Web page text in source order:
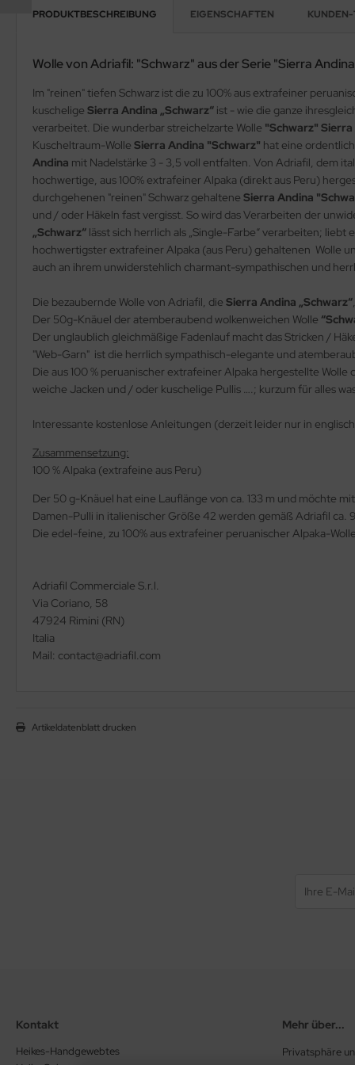
PRODUKTBESCHREIBUNG EIGENSCHAFTEN
Wolle von Adriafil: "Schwarz" aus der Serie "Sierra
Im "reinen" tiefen Schwarz ist die zu 100% aus extrafeiner
kuschelige Sierra Andina „Schwarz“ ist - wie die ganze
verarbeitet. Die wunderbar streichelzarte Wolle "Schwarz" Sierra
Kuscheltraum-Wolle Sierra Andina "Schwarz" hat eine
Andina mit Nadelstärke 3 - 3,5 voll entfalten. Von Adriafil, dem
hochwertige, aus 100% extrafeiner Alpaka (direkt aus Peru)
durchgehenen "reinen" Schwarz gehaltene Sierra Andina
und / oder Häkeln fast vergisst. So wird das Verarbeiten der
„Schwarz“ lässt sich herrlich als „Single-Farbe“ verarbeiten;
hochwertigster extrafeiner Alpaka (aus Peru) gehaltenen Wolle
auch an ihrem unwiderstehlich charmant-sympathischen und
Die bezaubernde Wolle von Adriafil, die Sierra Andina „Schwarz“
Der 50g-Knäuel der atemberaubend wolkenweichen Wolle
Der unglaublich gleichmäßige Fadenlauf macht das Stricken /
"Web-Garn" ist die herrlich sympathisch-elegante und
Die aus 100 % peruanischer extrafeiner Alpaka hergestellte
weiche Jacken und / oder kuschelige Pullis ….; kurzum für alles
Interessante kostenlose Anleitungen (derzeit leider nur in
Zusammensetzung:
100 % Alpaka (extrafeine aus Peru)
Der 50 g-Knäuel hat eine Lauflänge von ca. 133 m und möchte
Damen-Pulli in italienischer Größe 42 werden gemäß Adriafil ca.
Die edel-feine, zu 100% aus extrafeiner peruanischer Alpaka-
Adriafil Commerciale S.r.l.
Via Coriano, 58
47924 Rimini (RN)
Italia
Mail: contact@adriafil.com
Artikeldatenblatt drucken
Kontakt
Heikes-Handgewebtes
Mehr über...
Privatsphäre